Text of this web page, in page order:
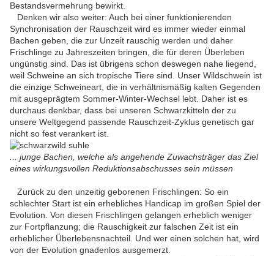
Bestandsvermehrung bewirkt.
Denken wir also weiter: Auch bei einer funktionierenden
Synchronisation der Rauschzeit wird es immer wieder einmal
Bachen geben, die zur Unzeit rauschig werden und daher
Frischlinge zu Jahreszeiten bringen, die für deren Überleben
ungünstig sind. Das ist übrigens schon deswegen nahe liegend,
weil Schweine an sich tropische Tiere sind. Unser Wildschwein ist
die einzige Schweineart, die in verhältnismäßig kalten Gegenden
mit ausgeprägtem Sommer-Winter-Wechsel lebt. Daher ist es
durchaus denkbar, dass bei unseren Schwarzkitteln der zu
unsere Weltgegend passende Rauschzeit-Zyklus genetisch gar
nicht so fest verankert ist.
... junge Bachen, welche als angehende Zuwachsträger das Ziel
eines wirkungsvollen Reduktionsabschusses sein müssen
Zurück zu den unzeitig geborenen Frischlingen: So ein
schlechter Start ist ein erhebliches Handicap im großen Spiel der
Evolution. Von diesen Frischlingen gelangen erheblich weniger
zur Fortpflanzung; die Rauschigkeit zur falschen Zeit ist ein
erheblicher Überlebensnachteil. Und wer einen solchen hat, wird
von der Evolution gnadenlos ausgemerzt.